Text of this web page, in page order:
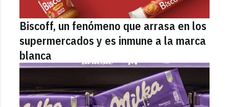
Biscoff, un fenómeno que arrasa en los
supermercados y es inmune a la marca
blanca